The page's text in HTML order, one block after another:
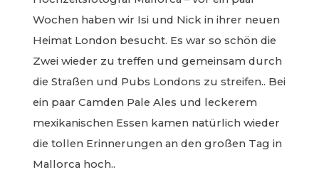
Wochen haben wir Isi und Nick in ihrer neuen
Heimat London besucht. Es war so schön die
Zwei wieder zu treffen und gemeinsam durch
die Straßen und Pubs Londons zu streifen.. Bei
ein paar Camden Pale Ales und leckerem
mexikanischen Essen kamen natürlich wieder
die tollen Erinnerungen an den großen Tag in
Mallorca hoch..